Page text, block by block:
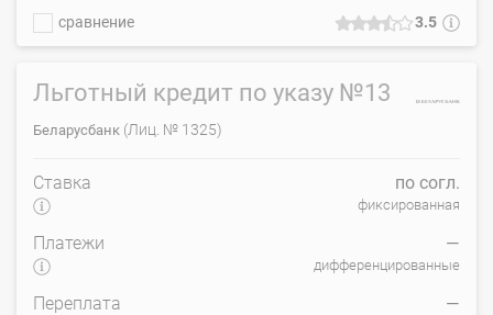
3.5
сравнение
Льготный кредит по указу №13
Беларусбанк (Лиц. № 1325)
Ставка по согл.
фиксированная
Платежи —
дифференцированные
Переплата —